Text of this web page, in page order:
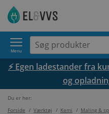
Menu
⚡ Egen ladestander fra
og
Du er her:
Forside / Værktøj / Kemi / Maling &